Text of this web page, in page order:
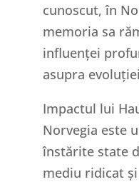
cunoscut, în
memoria sa
influenței
asupra
Impactul lui
Norvegia este
înstărite state
mediu ridicat